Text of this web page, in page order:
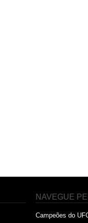
NAVEGUE
Campeões do